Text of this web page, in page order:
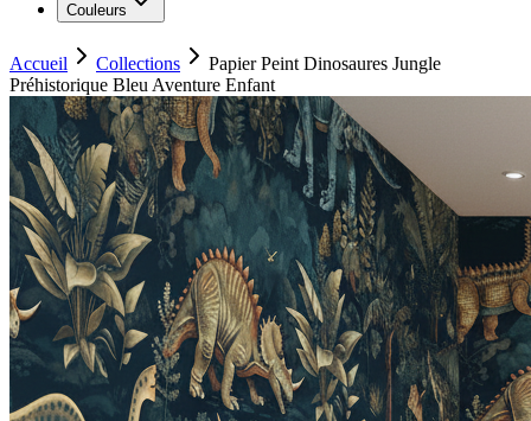
Couleurs
Accueil Collections
Papier Peint Dinosaures Jungle
Préhistorique Bleu Aventure Enfant